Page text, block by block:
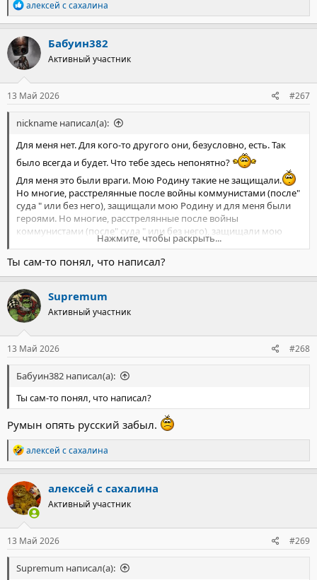
Р
е
а
к
ц
и
и
:
алексей с сахалина
Бабуин382
Активный участник
13 Май 2026 #267
nickname написал(а):
Для меня нет. Для кого-то другого они, безусловно, есть. Так
было всегда и будет. Что тебе здесь непонятно?
Для меня это были враги. Мою Родину такие не защищали.
Но многие, расстрелянные после войны коммунистами (после"
суда " или без него), защищали мою Родину и для меня были
героями. Но многие, расстрелянные после войны
коммунистами (после" суда " или без него), защищали мою
Родину от врагов и были героями.
Что ты можешь не осознавать, так это то, что теперь есть
другие враги, и что без единства перед ними мы не испытаем
ничего прекрасного.
думать, что можете...
Нажмите, чтобы раскрыть...
Ты сам-то понял, что написал?
Supremum
Активный участник
13 Май 2026 #268
Бабуин382 написал(а):
Ты сам-то понял, что написал?
Румын опять русский забыл.
Р
е
а
к
ц
и
и
:
алексей с сахалина
алексей с сахалина
Активный участник
13 Май 2026 #269
Supremum написал(а):